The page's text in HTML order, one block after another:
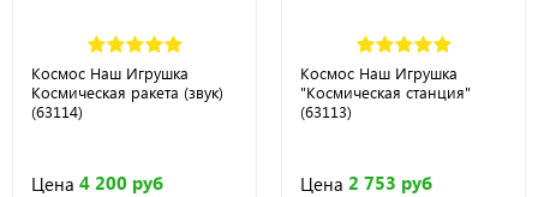
Космос Наш Игрушка
Космическая ракета (звук)
(63114)
Цена 4 200 руб
Космос Наш Игрушка
"Космическая станция"
(63113)
Цена 2 753 руб